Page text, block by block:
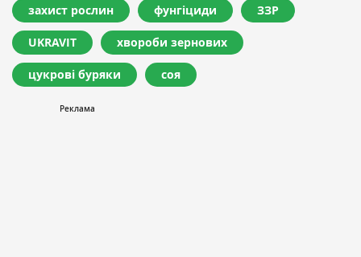
захист рослин фунгіциди ЗЗР
UKRAVIT хвороби зернових
цукрові буряки соя